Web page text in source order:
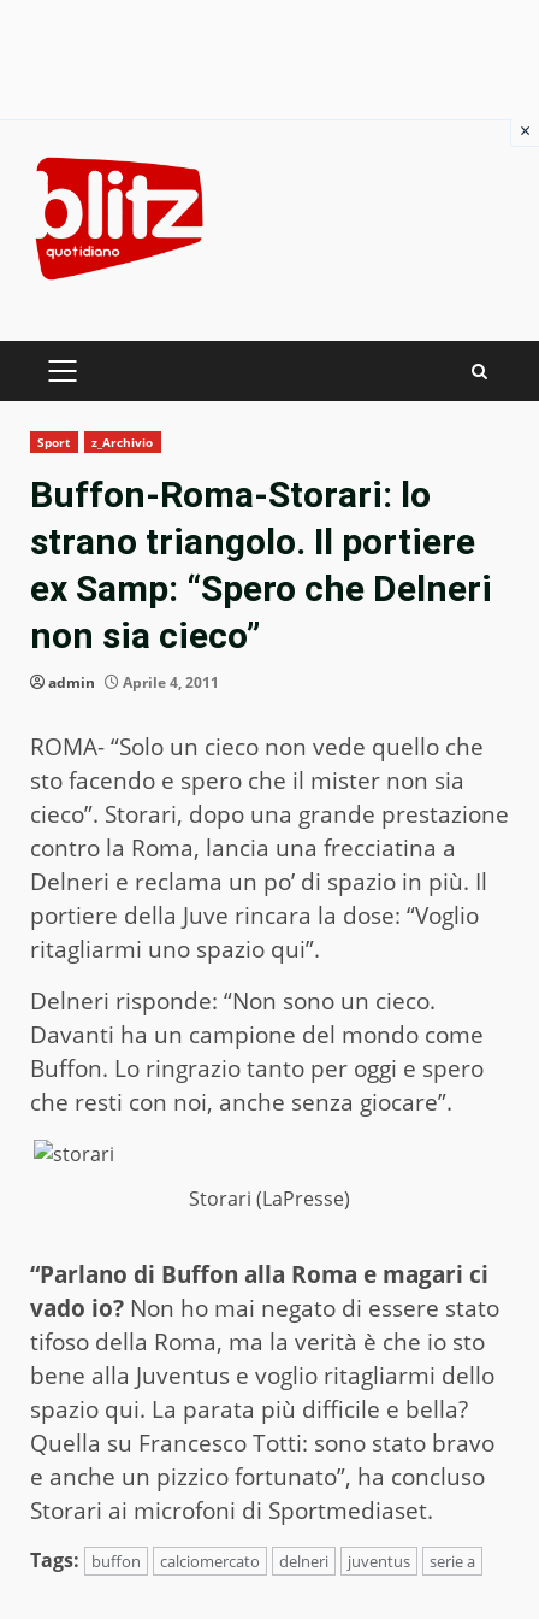
content
PRIMARY
Sport z_Archivio
Buffon-Roma-Storari: lo
strano triangolo. Il portiere
ex Samp: “Spero che Delneri
non sia cieco”
admin Aprile 4, 2011
ROMA- “Solo un cieco non vede quello che
sto facendo e spero che il mister non sia
cieco”. Storari, dopo una grande prestazione
contro la Roma, lancia una frecciatina a
Delneri e reclama un po’ di spazio in più. Il
portiere della Juve rincara la dose: “Voglio
ritagliarmi uno spazio qui”.
Delneri risponde: “Non sono un cieco.
Davanti ha un campione del mondo come
Buffon. Lo ringrazio tanto per oggi e spero
che resti con noi, anche senza giocare”.
Storari (LaPresse)
“Parlano di Buffon alla Roma e magari ci
vado io? Non ho mai negato di essere stato
tifoso della Roma, ma la verità è che io sto
bene alla Juventus e voglio ritagliarmi dello
spazio qui. La parata più difficile e bella?
Quella su Francesco Totti: sono stato bravo
e anche un pizzico fortunato”, ha concluso
Storari ai microfoni di Sportmediaset.
Tags: buffon calciomercato delneri juventus serie a
×